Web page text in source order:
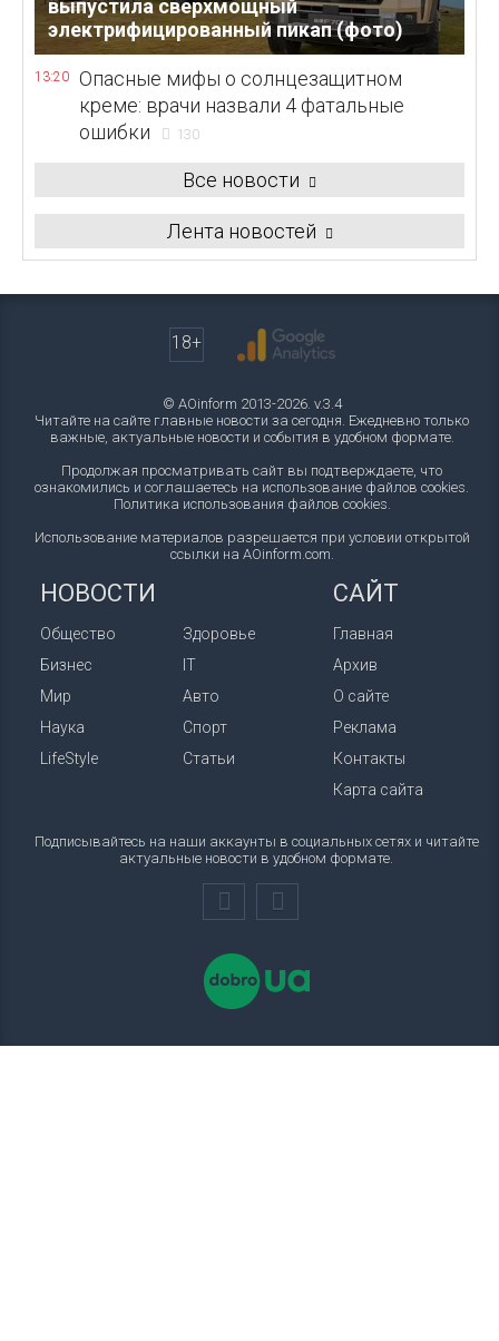
выпустила сверхмощный
электрифицированный пикап (фото)
13:20
Опасные мифы о солнцезащитном
креме: врачи назвали 4 фатальные
ошибки
130
Все новости
Лента новостей
18+
© AOinform 2013-2026. v.3.4
Читайте на сайте главные новости за сегодня. Ежедневно только
важные, актуальные новости и события в удобном формате.
Продолжая просматривать сайт вы подтверждаете, что
ознакомились и соглашаетесь на использование файлов cookies.
Политика использования файлов cookies.
Использование материалов разрешается при условии открытой
ссылки на AOinform.com.
НОВОСТИ
Общество
Бизнес
Мир
Наука
LifeStyle
Здоровье
IT
Авто
Спорт
Статьи
САЙТ
Главная
Архив
О сайте
Реклама
Контакты
Карта сайта
Подписывайтесь на наши аккаунты в социальных сетях и читайте
актуальные новости в удобном формате.